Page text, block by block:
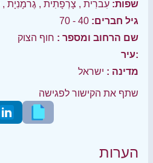
שפות: עִברִית , צָרְפָתִית , גֶרמָנִיָת ,
גיל חברים: 40 - 70
שם הרחוב ומספר : חוף הצוק
עיר:
מדינה : ישראל
שתף את הקישור לפגישה
הערות